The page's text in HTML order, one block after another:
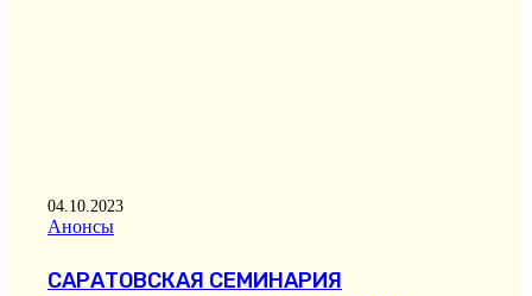
04.10.2023
Анонсы
САРАТОВСКАЯ СЕМИНАРИЯ